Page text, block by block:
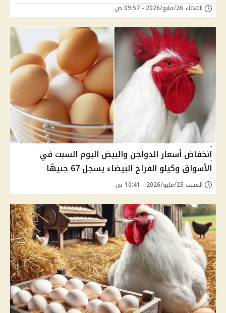
الثلاثاء 26/مايو/2026 - 09:57 ص
انخفاض أسعار الدواجن والبيض اليوم السبت في
الأسواق وكيلو الفراخ البيضاء يسجل 67 جنيهًا
السبت 23/مايو/2026 - 10:41 ص